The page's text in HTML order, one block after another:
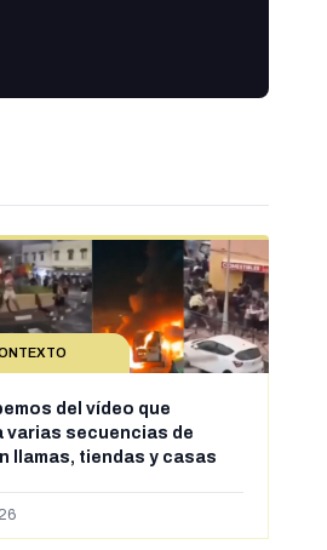
del vídeo que
varias secuencias de
llamas, tiendas y casas
en España tras la